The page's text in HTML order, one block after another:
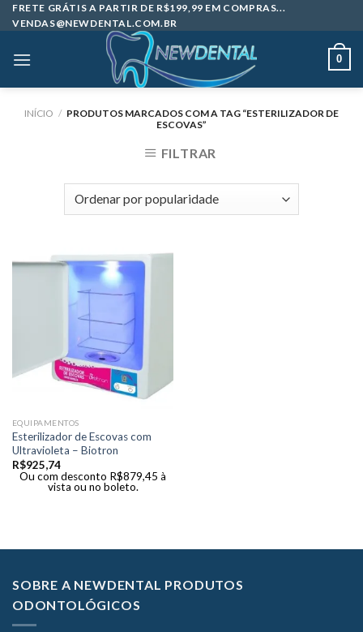
Skip
to
FRETE GRÁTIS A PARTIR DE R$199,99 EM COMPRAS...
VENDAS@NEWDENTAL.COM.BR
0
INÍCIO / PRODUTOS MARCADOS COM A TAG “ESTERILIZADOR DE
ESCOVAS”
FILTRAR
EQUIPAMENTOS
Esterilizador de Escovas com
Ultravioleta – Biotron
R$925,74
Ou com desconto R$879,45 à
vista ou no boleto.
SOBRE A NEWDENTAL PRODUTOS
ODONTOLÓGICOS